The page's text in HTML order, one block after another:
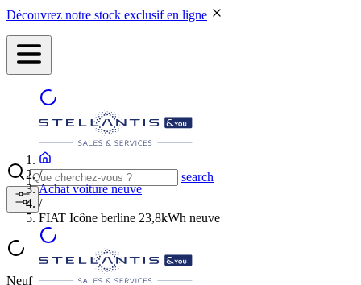
Découvrez notre stock exclusif en ligne
search
/
Achat voiture neuve
/
FIAT Icône berline 23,8kWh neuve
Neuf